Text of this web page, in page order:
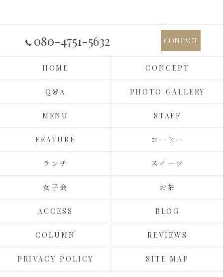
080-4751-5632 CONTACT
HOME CONCEPT
Q&A PHOTO GALLERY
MENU STAFF
FEATURE コーヒー
ランチ スイーツ
女子会 お茶
ACCESS BLOG
COLUMN REVIEWS
PRIVACY POLICY SITE MAP